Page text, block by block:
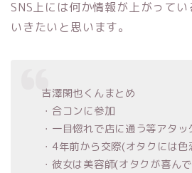
SNS上には何か情報が上がって
いきたいと思います。
吉澤閑也くんまとめ
・合コンに参加
・一目惚れで店に通う等アタッ
・4年前から交際(オタクには色
・彼女は美容師(オタクが喜ん